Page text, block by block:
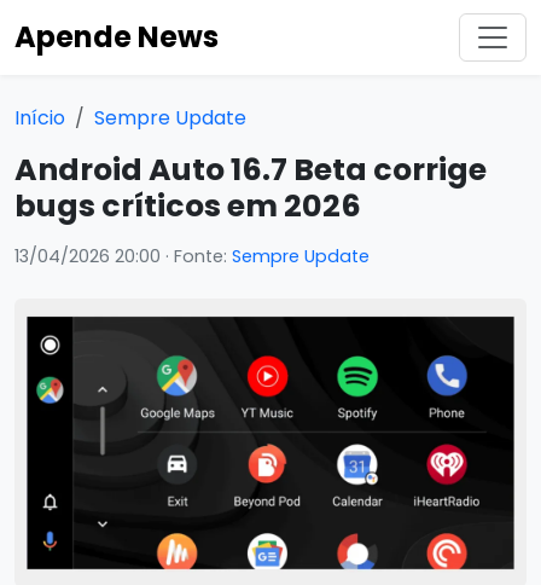
Apende News
Início Sempre Update
Android Auto 16.7 Beta corrige
bugs críticos em 2026
13/04/2026 20:00 · Fonte: Sempre Update